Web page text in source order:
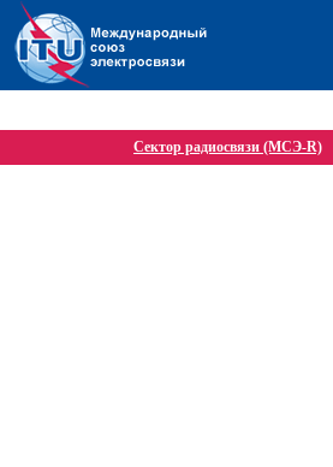
Сектор радиосвязи (МСЭ-R)